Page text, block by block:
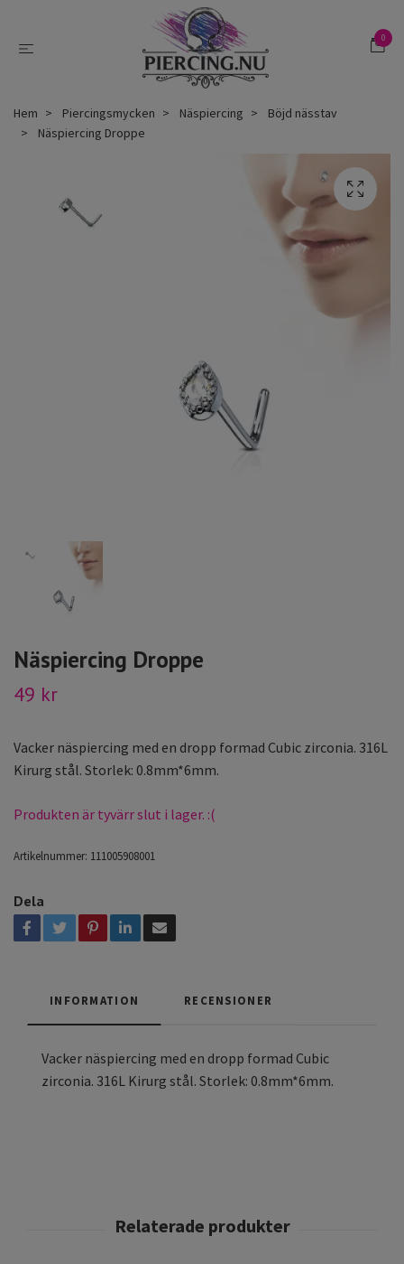
0
Hem Piercingsmycken Näspiercing
Böjd nässtav
Näspiercing Droppe
Näspiercing Droppe
49 kr
Vacker näspiercing med en dropp formad Cubic zirconia. 316L
Kirurg stål. Storlek: 0.8mm*6mm.
Produkten är tyvärr slut i lager. :(
Artikelnummer: 111005908001
Dela
INFORMATION RECENSIONER
Vacker näspiercing med en dropp formad Cubic
zirconia. 316L Kirurg stål. Storlek: 0.8mm*6mm.